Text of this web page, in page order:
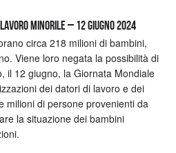
minorile – 12 giugno 2024
circa 218 milioni di bambini,
Viene loro negata la possibilità di
il 12 giugno, la Giornata Mondiale
dei datori di lavoro e dei
milioni di persone provenienti da
la situazione dei bambini